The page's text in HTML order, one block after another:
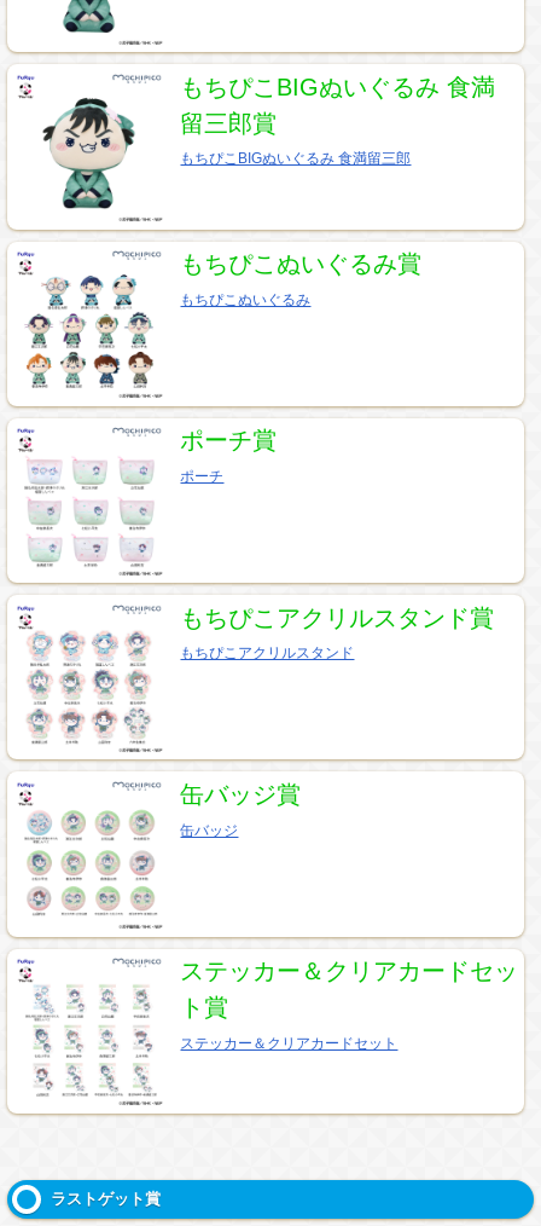
もちぴこBIGぬいぐるみ 食満
留三郎賞
もちぴこBIGぬいぐるみ 食満留三郎
もちぴこぬいぐるみ賞
もちぴこぬいぐるみ
ポーチ賞
ポーチ
もちぴこアクリルスタンド賞
もちぴこアクリルスタンド
缶バッジ賞
缶バッジ
ステッカー＆クリアカードセッ
ト賞
ステッカー＆クリアカードセット
ラストゲット賞